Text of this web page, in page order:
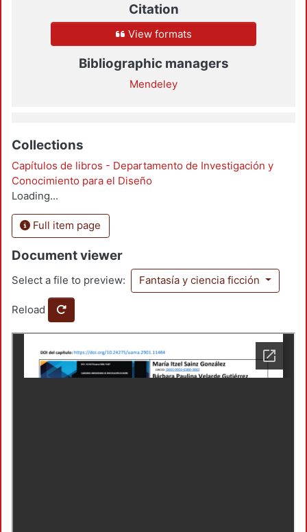
Citation
View formats
Bibliographic managers
Mendeley
Collections
Capítulos de libros - Departamento de Investigación y
Conocimiento para el Diseño
Loading...
Full item page
Document viewer
Select a file to preview: Fantasía y ciencia ficción
Reload